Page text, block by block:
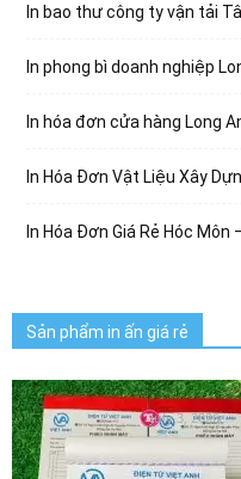
In bao thư công ty vận tải
In phong bì doanh nghiệp
In hóa đơn cửa hàng Long
In Hóa Đơn Vật Liệu Xây
In Hóa Đơn Giá Rẻ Hóc Môn
Sản phẩm in ấn giá rẻ
In Hóa Đơn
July 3, 2026